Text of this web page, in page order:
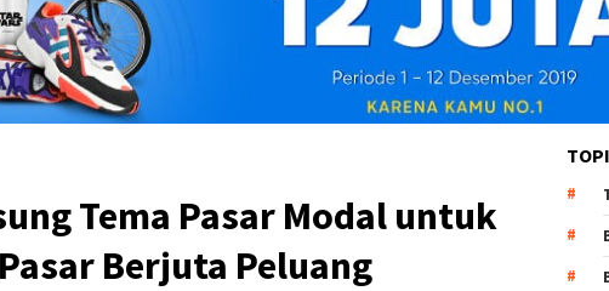
Tema Pasar Modal untuk
Berjuta Peluang